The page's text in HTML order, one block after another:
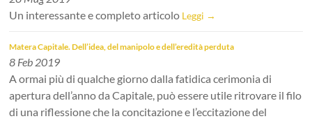
Un interessante e completo articolo Leggi →
Matera Capitale. Dell’idea, del manipolo e dell’eredità perduta
8 Feb 2019
A ormai più di qualche giorno dalla fatidica cerimonia di
apertura dell’anno da Capitale, può essere utile ritrovare il filo
di una riflessione che la concitazione e l’eccitazione del